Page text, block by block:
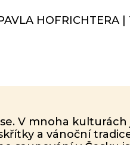
HOFRICHTERA
V mnoha
a vánoční